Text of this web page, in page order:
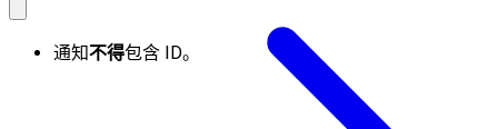
通知不得包含 ID。